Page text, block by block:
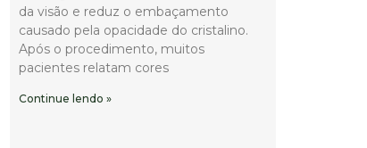
da visão e reduz o embaçamento
causado pela opacidade do cristalino.
Após o procedimento, muitos
pacientes relatam cores
Continue lendo »